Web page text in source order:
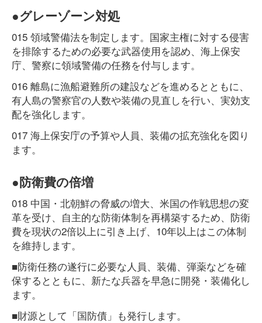
●グレーゾーン対処
015 領域警備法を制定します。国家主権に対する侵害
を排除するための必要な武器使用を認め、海上保安
庁、警察に領域警備の任務を付与します。
016 離島に漁船避難所の建設などを進めるとともに、
有人島の警察官の人数や装備の見直しを行い、実効支
配を強化します。
017 海上保安庁の予算や人員、装備の拡充強化を図り
ます。
●防衛費の倍増
018 中国・北朝鮮の脅威の増大、米国の作戦思想の変
革を受け、自主的な防衛体制を再構築するため、防衛
費を現状の2倍以上に引き上げ、10年以上はこの体制
を維持します。
■防衛任務の遂行に必要な人員、装備、弾薬などを確
保するとともに、新たな兵器を早急に開発・装備化し
ます。
■財源として「国防債」も発行します。